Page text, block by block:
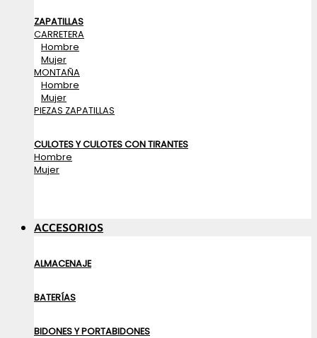
ZAPATILLAS
CARRETERA
Hombre
Mujer
MONTAÑA
Hombre
Mujer
PIEZAS ZAPATILLAS
CULOTES Y CULOTES CON TIRANTES
Hombre
Mujer
ACCESORIOS
ALMACENAJE
BATERÍAS
BIDONES Y PORTABIDONES